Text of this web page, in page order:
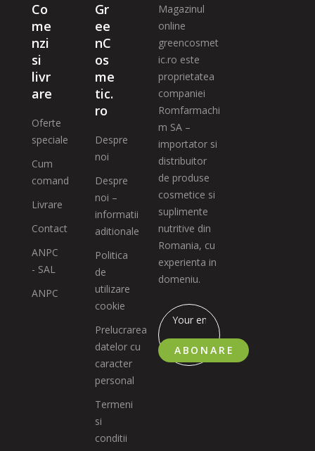
Co
me
nzi
si
livr
are
Oferte
speciale
Cum
comand
Livrare
Contact
ANPC
- SAL
ANPC
Gr
ee
nC
os
me
tic.
ro
Despre
noi
Despre
noi –
informatii
aditionale
Politica
de
utilizare
cookie
Prelucrarea
datelor cu
caracter
personal
Termeni
si
conditii
Magazinul
online
greencosmet
ic.ro este
proprietatea
companiei
Romfarmachi
m SA –
importator si
distribuitor
de produse
cosmetice si
suplimente
nutritive din
Romania, cu
experienta in
domeniu.
ABONARE